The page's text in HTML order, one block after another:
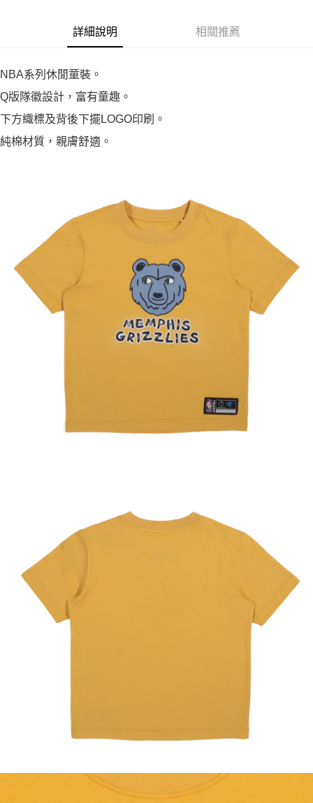
詳細說明 相關推薦
NBA系列休閒童裝。
Q版隊徽設計，富有童趣。
下方織標及背後下擺LOGO印刷。
純棉材質，親膚舒適。